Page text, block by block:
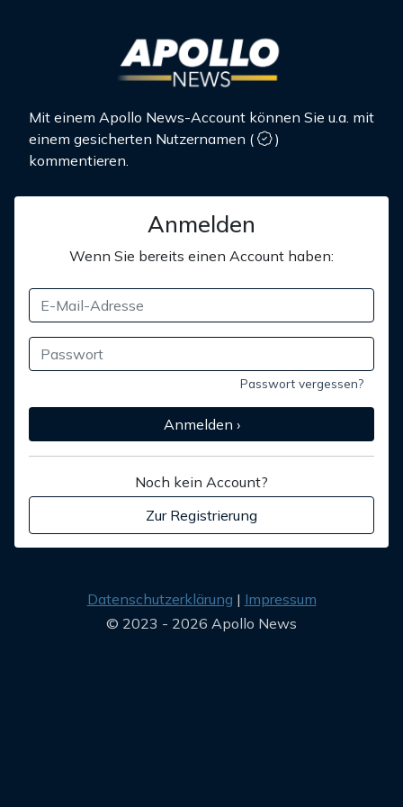
Mit einem Apollo News-Account können Sie u.a. mit
einem gesicherten Nutzernamen (
)
kommentieren.
Anmelden
Wenn Sie bereits einen Account haben:
Passwort vergessen?
Anmelden ›
Noch kein Account?
Zur Registrierung
Datenschutzerklärung
Impressum
© 2023 - 2026 Apollo News